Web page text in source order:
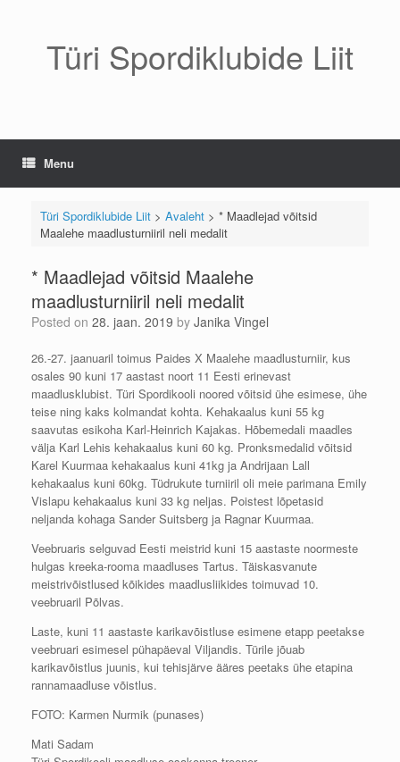
Türi Spordiklubide Liit
Menu
Türi Spordiklubide Liit> Avaleht> * Maadlejad võitsid
Maalehe maadlusturniiril neli medalit
* Maadlejad võitsid Maalehe
maadlusturniiril neli medalit
Posted on 28. jaan. 2019 by Janika Vingel
26.-27. jaanuaril toimus Paides X Maalehe maadlusturniir, kus
osales 90 kuni 17 aastast noort 11 Eesti erinevast
maadlusklubist. Türi Spordikooli noored võitsid ühe esimese, ühe
teise ning kaks kolmandat kohta. Kehakaalus kuni 55 kg
saavutas esikoha Karl-Heinrich Kajakas. Hõbemedali maadles
välja Karl Lehis kehakaalus kuni 60 kg. Pronksmedalid võitsid
Karel Kuurmaa kehakaalus kuni 41kg ja Andrijaan Lall
kehakaalus kuni 60kg. Tüdrukute turniiril oli meie parimana Emily
Vislapu kehakaalus kuni 33 kg neljas. Poistest lõpetasid
neljanda kohaga Sander Suitsberg ja Ragnar Kuurmaa.
Veebruaris selguvad Eesti meistrid kuni 15 aastaste noormeste
hulgas kreeka-rooma maadluses Tartus. Täiskasvanute
meistrivõistlused kõikides maadlusliikides toimuvad 10.
veebruaril Põlvas.
Laste, kuni 11 aastaste karikavõistluse esimene etapp peetakse
veebruari esimesel pühapäeval Viljandis. Türile jõuab
karikavõistlus juunis, kui tehisjärve ääres peetaks ühe etapina
rannamaadluse võistlus.
FOTO: Karmen Nurmik (punases)
Mati Sadam